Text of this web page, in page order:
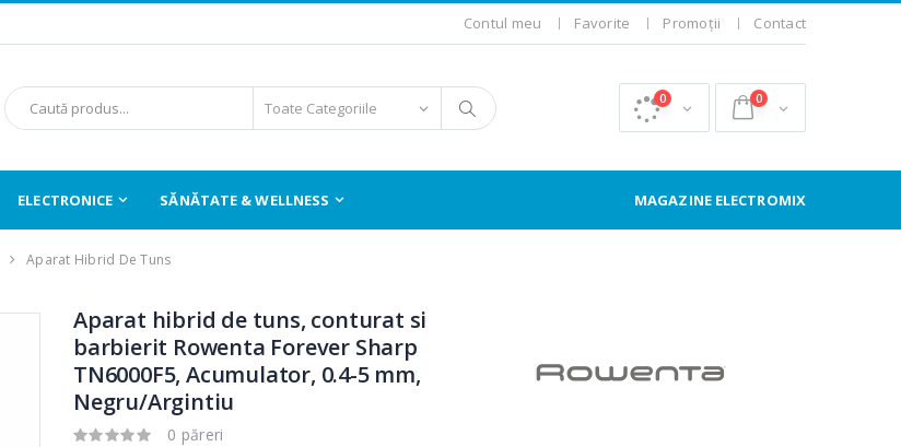
Contul meu Favorite Promoții Contact
0 0
ELECTRONICE SĂNĂTATE & WELLNESS MAGAZINE ELECTROMIX
Aparat Hibrid De Tuns
Aparat hibrid de tuns, conturat si
barbierit Rowenta Forever Sharp
TN6000F5, Acumulator, 0.4-5 mm,
Negru/Argintiu
0 păreri